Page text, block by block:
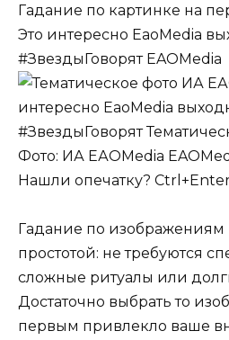
Гадание по картинке на
Это интересно EaoMedia
#ЗвездыГоворят EAOMedia
интересно EaoMedia
#ЗвездыГоворят
Фото: ИА ЕАОMedia
Нашли опечатку?
Гадание по изображениям
простотой: не требуются
сложные ритуалы или
Достаточно выбрать то
первым привлекло ваше